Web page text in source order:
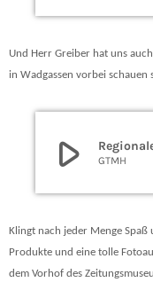
Und Herr Greiber hat uns
in Wadgassen vorbei schauen
play_arrow GTMH
Klingt nach jeder Menge
Produkte und eine tolle
dem Vorhof des